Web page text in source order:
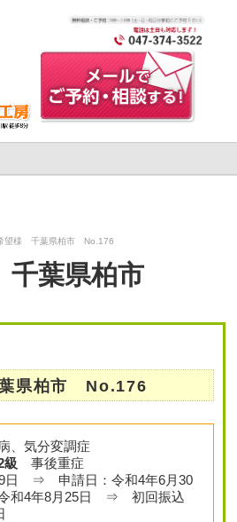
望様 千葉県柏市 No.176
千葉県柏市
県柏市 No.176
、気分変調症
級 事後重症
9日 ⇒ 申請日：令和4年6月30
和4年8月25日 ⇒ 初回振込